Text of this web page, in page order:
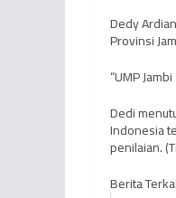
Dedy
Provinsi
“UMP
Dedi
Indonesia
penilaian.
Berita